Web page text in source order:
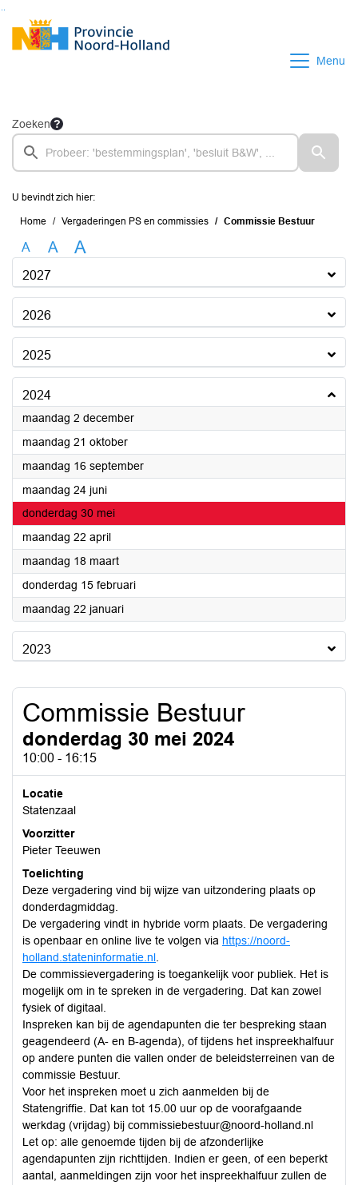
Ga naar de inhoud van deze pagina
Ga naar het zoeken
Ga naar het menu
Menu
Zoeken
U bevindt zich hier:
Home Vergaderingen PS en commissies Commissie Bestuur
A A A
2027
2026
2025
2024
maandag 2 december2024
maandag 21 oktober2024
maandag 16 september2024
maandag 24 juni2024
donderdag 30 mei2024
maandag 22 april2024
maandag 18 maart2024
donderdag 15 februari2024
maandag 22 januari2024
2023
Commissie Bestuur
donderdag 30 mei 2024
10:00 - 16:15
Locatie
Statenzaal
Voorzitter
Pieter Teeuwen
Toelichting
Deze vergadering vind bij wijze van uitzondering plaats op
donderdagmiddag.
De vergadering vindt in hybride vorm plaats. De vergadering
is openbaar en online live te volgen via https://noord-
holland.stateninformatie.nl
De commissievergadering is toegankelijk voor publiek. Het is
mogelijk om in te spreken in de vergadering. Dat kan zowel
fysiek of digitaal.
Inspreken kan bij de agendapunten die ter bespreking staan
geagendeerd (A- en B-agenda), of tijdens het inspreekhalfuur
op andere punten die vallen onder de beleidsterreinen van de
commissie Bestuur.
Voor het inspreken moet u zich aanmelden bij de
Statengriffie. Dat kan tot 15.00 uur op de voorafgaande
werkdag (vrijdag) bij commissiebestuur@noord-holland.nl
Let op: alle genoemde tijden bij de afzonderlijke
agendapunten zijn richttijden. Indien er geen, of een beperkt
aantal, aanmeldingen zijn voor het inspreekhalfuur zullen de